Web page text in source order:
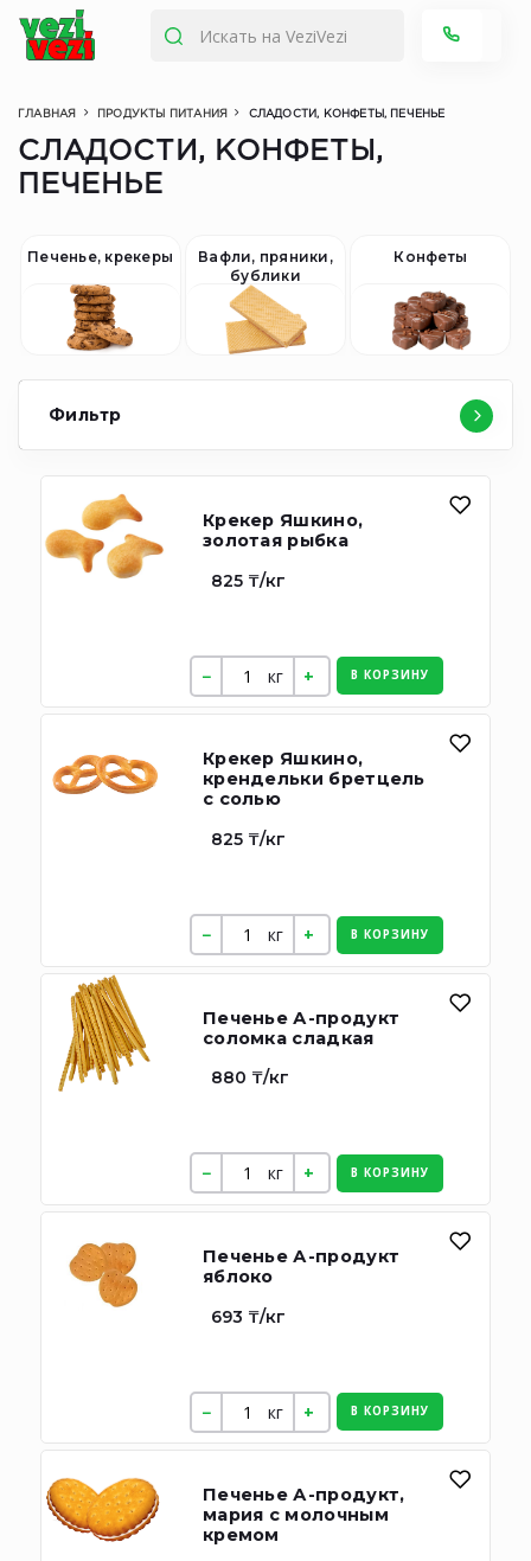
ГЛАВНАЯ ПРОДУКТЫ ПИТАНИЯ СЛАДОСТИ, КОНФЕТЫ, ПЕЧЕНЬЕ
СЛАДОСТИ, КОНФЕТЫ,
ПЕЧЕНЬЕ
Печенье, крекеры
Вафли, пряники,
бублики
Конфеты
Фильтр
Крекер Яшкино,
золотая рыбка
825 ₸/кг
кг В КОРЗИНУ
Крекер Яшкино,
крендельки бретцель
с солью
825 ₸/кг
кг В КОРЗИНУ
Печенье А-продукт
соломка сладкая
880 ₸/кг
кг В КОРЗИНУ
Печенье А-продукт
яблоко
693 ₸/кг
кг В КОРЗИНУ
Печенье А-продукт,
мария с молочным
кремом